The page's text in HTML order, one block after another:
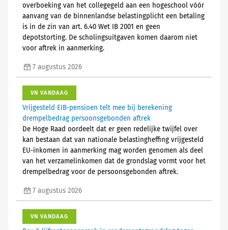
overboeking van het collegegeld aan een hogeschool vóór
aanvang van de binnenlandse belastingplicht een betaling
is in de zin van art. 6.40 Wet IB 2001 en geen
depotstorting. De scholingsuitgaven komen daarom niet
voor aftrek in aanmerking.
7 augustus 2026
VN VANDAAG
Vrijgesteld EIB-pensioen telt mee bij berekening
drempelbedrag persoonsgebonden aftrek
De Hoge Raad oordeelt dat er geen redelijke twijfel over
kan bestaan dat van nationale belastingheffing vrijgesteld
EU-inkomen in aanmerking mag worden genomen als deel
van het verzamelinkomen dat de grondslag vormt voor het
drempelbedrag voor de persoonsgebonden aftrek.
7 augustus 2026
VN VANDAAG